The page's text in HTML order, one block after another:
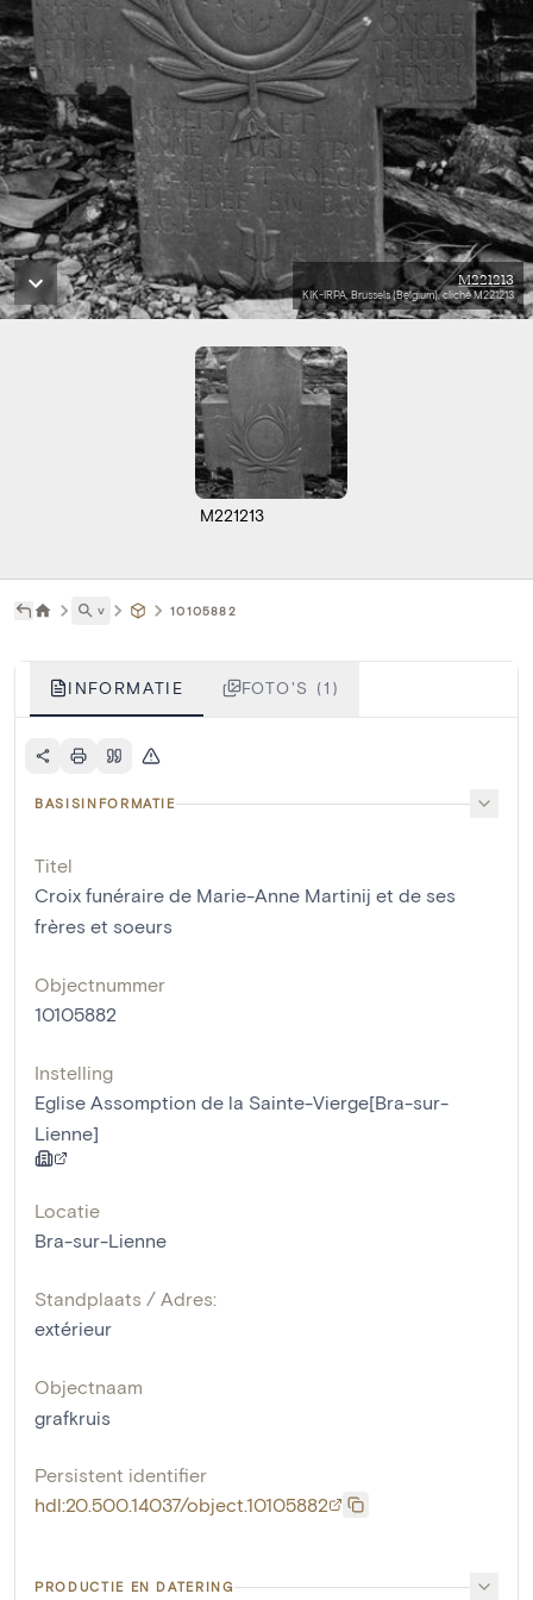
M221213
KIK-IRPA, Brussels (Belgium), cliché M221213
M221213
˅ 10105882
INFORMATIE FOTO'S (1)
BASISINFORMATIE
Titel
Croix funéraire de Marie-Anne Martinij et de ses
frères et soeurs
Objectnummer
10105882
Instelling
Eglise Assomption de la Sainte-Vierge[Bra-sur-
Lienne]
Locatie
Bra-sur-Lienne
Standplaats / Adres:
extérieur
Objectnaam
grafkruis
Persistent identifier
hdl:20.500.14037/object.10105882
PRODUCTIE EN DATERING